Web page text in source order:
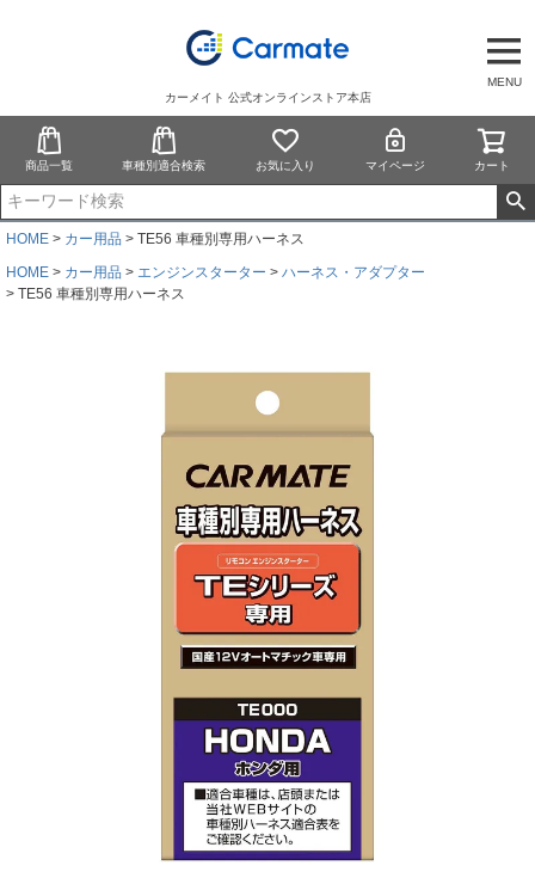
MENU
カーメイト 公式オンラインストア本店
商品一覧 車種別適合検索 お気に入り マイページ カート
HOME カー用品
TE56 車種別専用ハーネス
HOME
カー用品 エンジンスターター
ハーネス・アダプター
TE56 車種別専用ハーネス